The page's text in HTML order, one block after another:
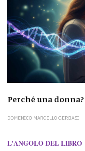
Perché una donna?
DOMENICO MARCELLO GERBASI
L'ANGOLO DEL LIBRO